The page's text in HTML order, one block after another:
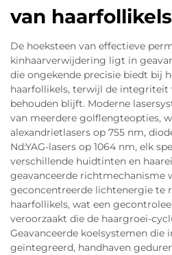
van haarfollikels
De hoeksteen van effectieve
kinhaarverwijdering ligt in
die ongekende precisie biedt bij
haarfollikels, terwijl de
behouden blijft. Moderne
van meerdere golflengteopties,
alexandrietlasers op 755 nm,
Nd:YAG-lasers op 1064 nm, elk
verschillende huidtinten en
geavanceerde richtmechanisme
geconcentreerde lichtenergie te
haarfollikels, wat een
veroorzaakt die de haargroei-
Geavanceerde koelsystemen die
geïntegreerd, handhaven